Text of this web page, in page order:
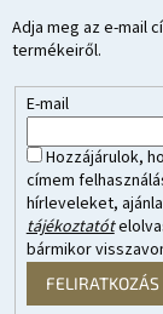
Adja meg az e-mail
termékeiről.
E-mail
Hozzájárulok,
címem
hírleveleket,
tájékoztatót
bármikor
FELIRATKOZÁS